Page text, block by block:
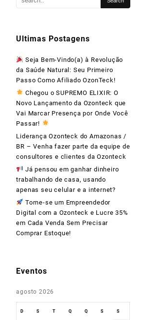
Ultimas Postagens
Seja Bem-Vindo(a) à Revolução
da Saúde Natural: Seu Primeiro
Passo Como Afiliado OzonTeck!
Chegou o SUPREMO ELIXIR: O
Novo Lançamento da Ozonteck que
Vai Marcar Presença por Onde Você
Passar!
Liderança Ozonteck do Amazonas /
BR – Venha fazer parte da equipe de
consultores e clientes da Ozonteck
Já pensou em ganhar dinheiro
trabalhando de casa, usando
apenas seu celular e a internet?
Torne-se um Empreendedor
Digital com a Ozonteck e Lucre 35%
em Cada Venda Sem Precisar
Comprar Estoque!
Eventos
agosto 2026
D S T Q Q S S